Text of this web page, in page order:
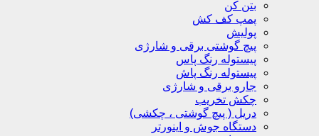
بتن کن
پمپ کف کش
پولیش
پیچ گوشتی برقی و شارژی
پیستوله رنگ پاس
پیستوله رنگ پاش
جارو برقی و شارژی
چکش تخریب
دریل ( پیچ گوشتی ، چکشی)
دستگاه جوش و اینورتر